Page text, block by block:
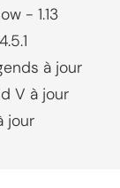
- 1.13
à jour
V à jour
jour